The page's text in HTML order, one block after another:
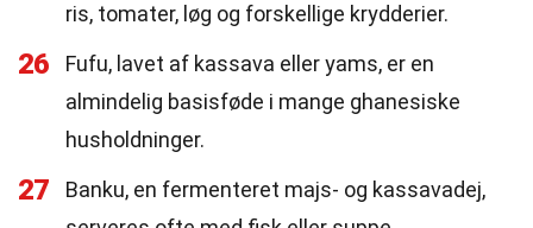
ris, tomater, løg og forskellige krydderier.
26
Fufu, lavet af kassava eller yams, er en
almindelig basisføde i mange ghanesiske
husholdninger.
27
Banku, en fermenteret majs- og kassavadej,